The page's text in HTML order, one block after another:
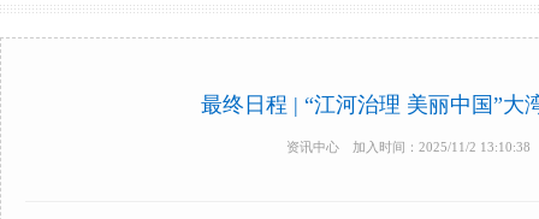
最终日程 | “江河治理 美丽中国”大
资讯中心 加入时间：2025/11/2